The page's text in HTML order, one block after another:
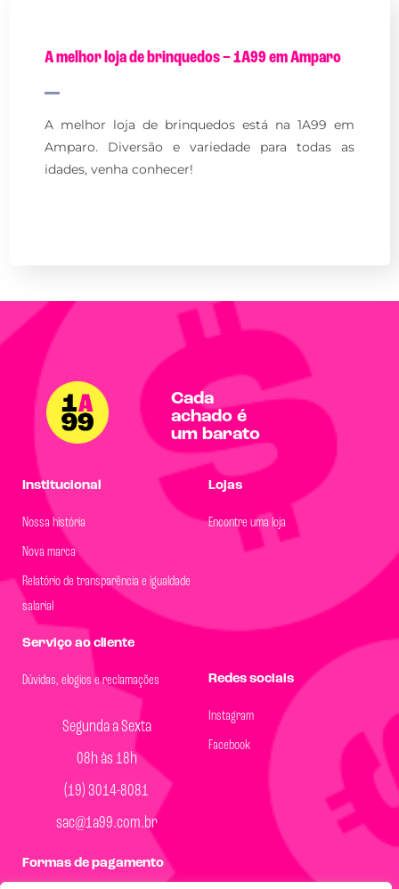
A melhor loja de brinquedos – 1A99 em Amparo
A melhor loja de brinquedos está na 1A99 em
Amparo. Diversão e variedade para todas as
idades, venha conhecer!
Cada
achado é
um barato
Institucional
Nossa história
Nova marca
Relatório de transparência e igualdade
salarial
Lojas
Encontre uma loja
Serviço ao cliente
Dúvidas, elogios e reclamações
Segunda a Sexta
08h às 18h
(19) 3014-8081
sac@1a99.com.br
Redes sociais
Instagram
Facebook
Formas de pagamento